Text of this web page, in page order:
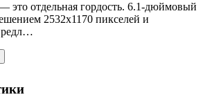
это отдельная гордость. 6.1-дюймовый
2532x1170 пикселей и